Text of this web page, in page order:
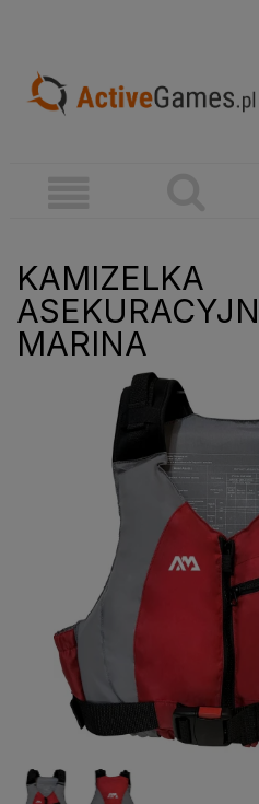
KAMIZELKA
MARINA